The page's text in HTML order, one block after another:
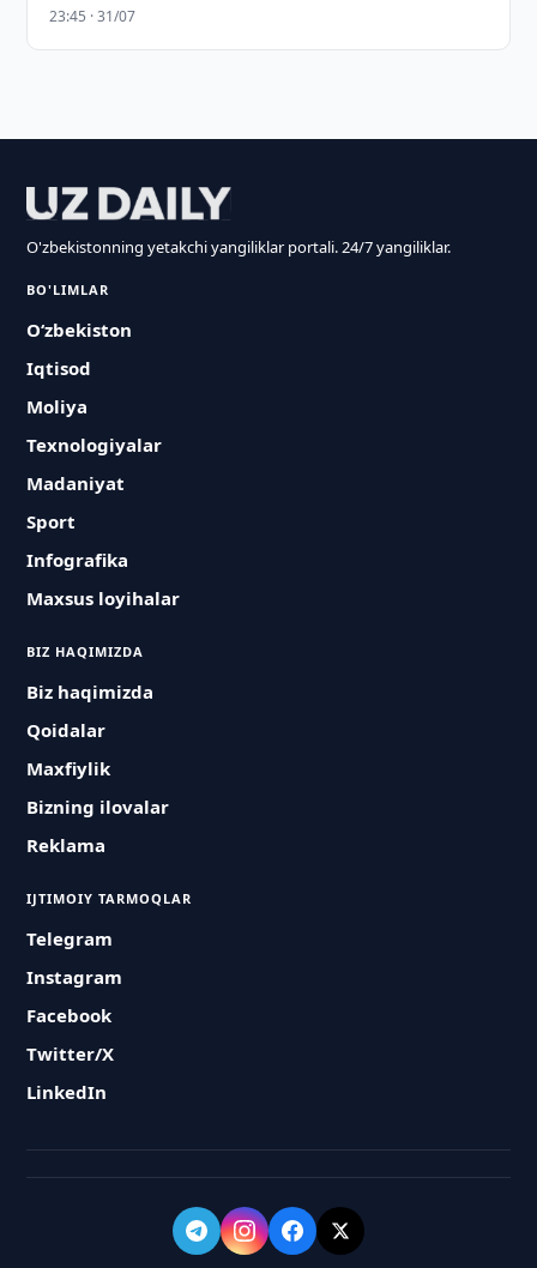
23:45 · 31/07
O'zbekistonning yetakchi yangiliklar portali. 24/7 yangiliklar.
BO'LIMLAR
O‘zbekiston
Iqtisod
Moliya
Texnologiyalar
Madaniyat
Sport
Infografika
Maxsus loyihalar
BIZ HAQIMIZDA
Biz haqimizda
Qoidalar
Maxfiylik
Bizning ilovalar
Reklama
IJTIMOIY TARMOQLAR
Telegram
Instagram
Facebook
Twitter/X
LinkedIn